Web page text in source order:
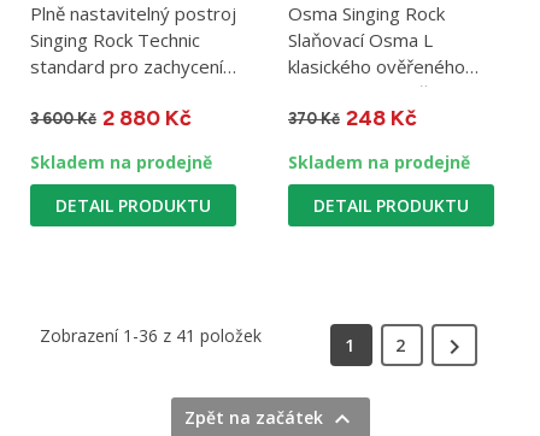
Plně nastavitelný postroj
Singing Rock Technic
standard pro zachycení
3 600 Kč 2 880 Kč
Skladem na prodejně
DETAIL PRODUKTU
Osma Singing Rock
Slaňovací Osma L
klasického ověřeného
tvaru / pro tlustší lana / 30
kN / 125 g
370 Kč 248 Kč
Skladem na prodejně
DETAIL PRODUKTU
Zobrazení 1-36 z 41 položek 1 2 
Zpět na začátek 